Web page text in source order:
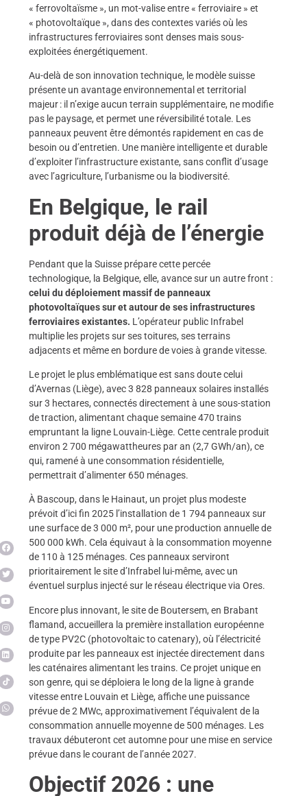
« ferrovoltaïsme », un mot-valise entre « ferroviaire » et
« photovoltaïque », dans des contextes variés où les
infrastructures ferroviaires sont denses mais sous-
exploitées énergétiquement.
Au-delà de son innovation technique, le modèle suisse
présente un avantage environnemental et territorial
majeur : il n’exige aucun terrain supplémentaire, ne modifie
pas le paysage, et permet une réversibilité totale. Les
panneaux peuvent être démontés rapidement en cas de
besoin ou d’entretien. Une manière intelligente et durable
d’exploiter l’infrastructure existante, sans conflit d’usage
avec l’agriculture, l’urbanisme ou la biodiversité.
En Belgique, le rail
produit déjà de l’énergie
Pendant que la Suisse prépare cette percée
technologique, la Belgique, elle, avance sur un autre front :
celui du déploiement massif de panneaux
photovoltaïques sur et autour de ses infrastructures
ferroviaires existantes. L’opérateur public Infrabel
multiplie les projets sur ses toitures, ses terrains
adjacents et même en bordure de voies à grande vitesse.
Le projet le plus emblématique est sans doute celui
d’Avernas (Liège), avec 3 828 panneaux solaires installés
sur 3 hectares, connectés directement à une sous-station
de traction, alimentant chaque semaine 470 trains
empruntant la ligne Louvain-Liège. Cette centrale produit
environ 2 700 mégawattheures par an (2,7 GWh/an), ce
qui, ramené à une consommation résidentielle,
permettrait d’alimenter 650 ménages.
À Bascoup, dans le Hainaut, un projet plus modeste
prévoit d’ici fin 2025 l’installation de 1 794 panneaux sur
une surface de 3 000 m², pour une production annuelle de
500 000 kWh. Cela équivaut à la consommation moyenne
de 110 à 125 ménages. Ces panneaux serviront
prioritairement le site d’Infrabel lui-même, avec un
éventuel surplus injecté sur le réseau électrique via Ores.
Encore plus innovant, le site de Boutersem, en Brabant
flamand, accueillera la première installation européenne
de type PV2C (photovoltaic to catenary), où l’électricité
produite par les panneaux est injectée directement dans
les caténaires alimentant les trains. Ce projet unique en
son genre, qui se déploiera le long de la ligne à grande
vitesse entre Louvain et Liège, affiche une puissance
prévue de 2 MWc, approximativement l’équivalent de la
consommation annuelle moyenne de 500 ménages. Les
travaux débuteront cet automne pour une mise en service
prévue dans le courant de l’année 2027.
Objectif 2026 : une